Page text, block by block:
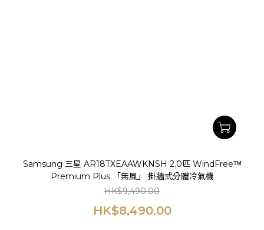
Samsung 三星 AR18TXEAAWKNSH 2.0匹 WindFreeᵀᴹ
Premium Plus 「無風」 掛牆式分體冷氣機
HK$9,490.00
HK$8,490.00